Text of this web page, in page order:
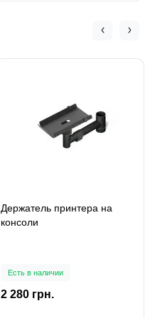
Держатель принтера на
консоли
Есть в наличии
2 280 грн.